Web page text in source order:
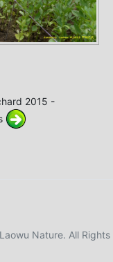
2015 -
Nature. All Rights